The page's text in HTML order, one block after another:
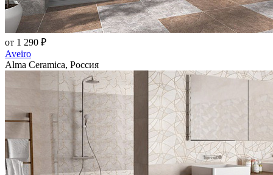
от 1 290 ₽
Aveiro
Alma Ceramica, Россия